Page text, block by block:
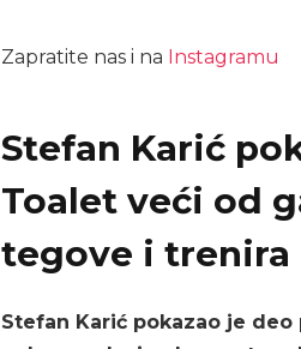
Zapratite nas i na Instagramu
Stefan Karić
Toalet veći od
tegove i trenira
Stefan Karić pokazao je